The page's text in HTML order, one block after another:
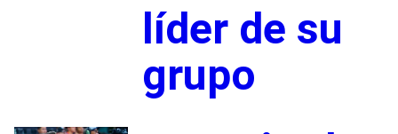
líder de su
grupo